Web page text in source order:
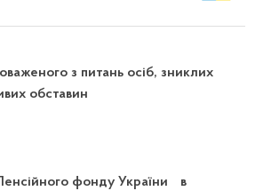
з питань осіб, зниклих
обставин
фонду України в